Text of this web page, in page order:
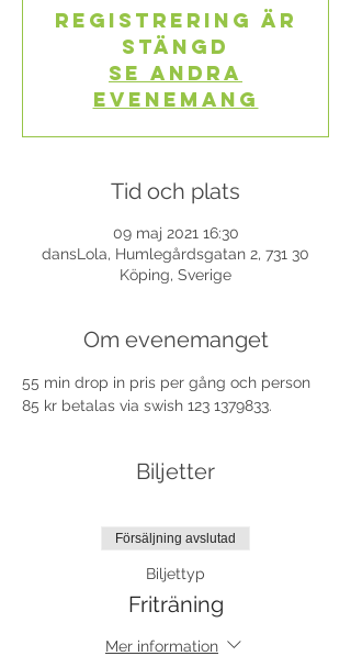
Registrering är
stängd
Se andra
evenemang
Tid och plats
09 maj 2021 16:30
dansLola, Humlegårdsgatan 2, 731 30
Köping, Sverige
Om evenemanget
55 min drop in pris per gång och person
85 kr betalas via swish 123 1379833.
Biljetter
Försäljning avslutad
Biljettyp
Friträning
Mer information